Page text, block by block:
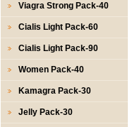
Viagra Strong Pack-40
Cialis Light Pack-60
Cialis Light Pack-90
Women Pack-40
Kamagra Pack-30
Jelly Pack-30